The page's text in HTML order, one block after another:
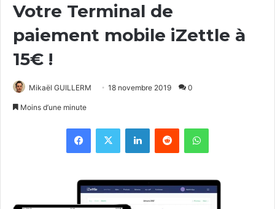
Votre Terminal de
paiement mobile iZettle à
15€ !
Mikaël GUILLERM 18 novembre 2019 0
Moins d’une minute
Facebook
X LinkedinReddit WhatsApp